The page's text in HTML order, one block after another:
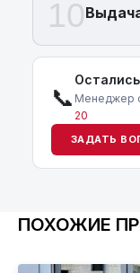
10
📞 Менеджер
20
ЗАДАТЬ
ПОХОЖИЕ